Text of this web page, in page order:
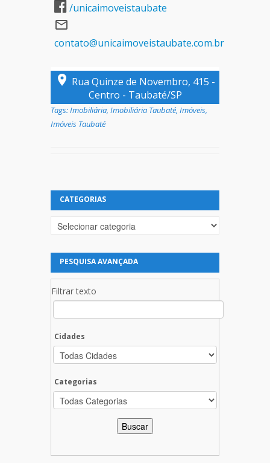
/unicaimoveistaubate
contato@unicaimoveistaubate.com.br
Rua Quinze de Novembro, 415 -
Centro - Taubaté/SP
Tags:Imobiliária, Imobiliária Taubaté, Imóveis,
Imóveis Taubaté
CATEGORIAS
Categorias
PESQUISA AVANÇADA
Filtrar texto
Cidades
Categorias